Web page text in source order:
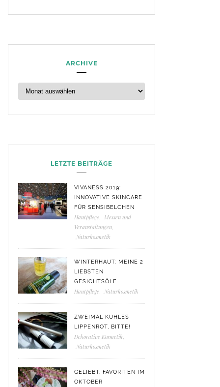
ARCHIVE
LETZTE BEITRÄGE
VIVANESS 2019:
INNOVATIVE SKINCARE
FÜR SENSIBELCHEN
Hautpflege
Messen und
Veranstaltungen
Naturkosmetik
WINTERHAUT: MEINE 2
LIEBSTEN
GESICHTSÖLE
Hautpflege Naturkosmetik
ZWEIMAL KÜHLES
LIPPENROT, BITTE!
Dekorative Kosmetik
Naturkosmetik
GELIEBT: FAVORITEN IM
OKTOBER